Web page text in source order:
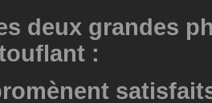
deux grandes
: